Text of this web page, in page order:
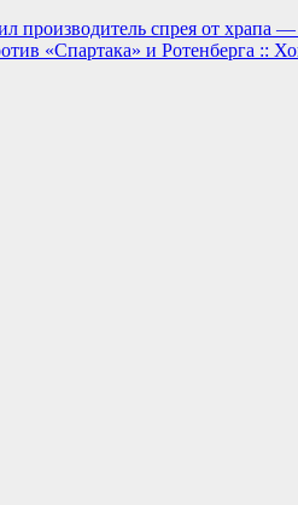
производитель спрея от храпа
«Спартака» и Ротенберга ::